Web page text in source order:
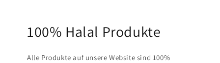
100% Halal Produkte
Alle Produkte auf unsere Website sind 100%